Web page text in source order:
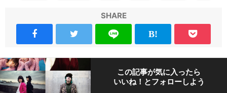
SHARE
この記事が気に入ったら
いいね！とフォローしよう